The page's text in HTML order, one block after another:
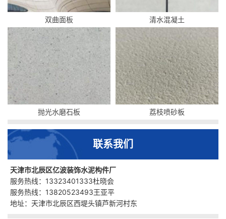
双曲面板 清水混凝土
抛光水磨石板 荔枝喷砂板
联系我们
天津市北辰区亿波装饰水泥构件厂
服务热线：13323401333杜晓会
服务热线：13820523493王亚平
地址：天津市北辰区西堤头镇芦新河村东